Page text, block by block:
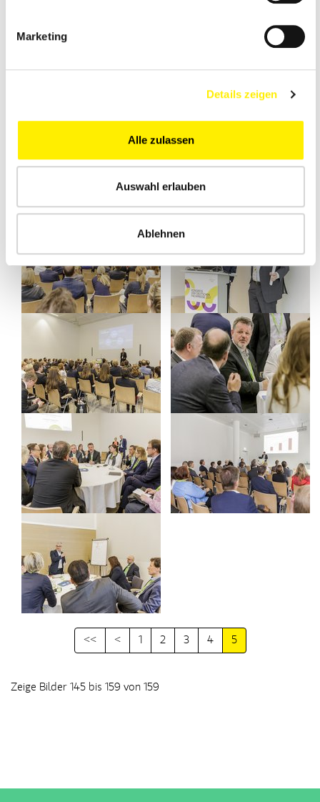
Marketing
Details zeigen
Alle zulassen
Auswahl erlauben
Ablehnen
<< < 1 2 3 4 5
Zeige Bilder 145 bis 159 von 159